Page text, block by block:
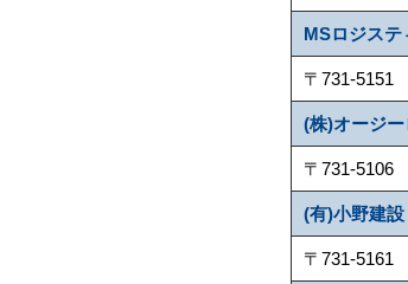
MSロジステ
〒731-5151
(株)オージ
〒731-5106
(有)小野建設
〒731-5161